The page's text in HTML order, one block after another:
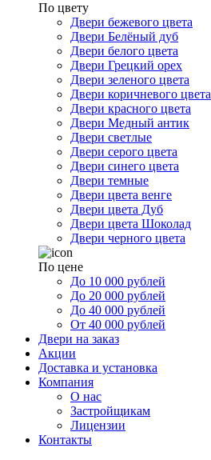
По цвету
Двери бежевого цвета
Двери Белёный дуб
Двери белого цвета
Двери Грецкий орех
Двери зеленого цвета
Двери коричневого цвета
Двери красного цвета
Двери Медный антик
Двери светлые
Двери серого цвета
Двери синего цвета
Двери темные
Двери цвета венге
Двери цвета Дуб
Двери цвета Шоколад
Двери черного цвета
По цене
До 10 000 рублей
До 20 000 рублей
До 40 000 рублей
От 40 000 рублей
Двери на заказ
Акции
Доставка и установка
Компания
О нас
Застройщикам
Лицензии
Контакты